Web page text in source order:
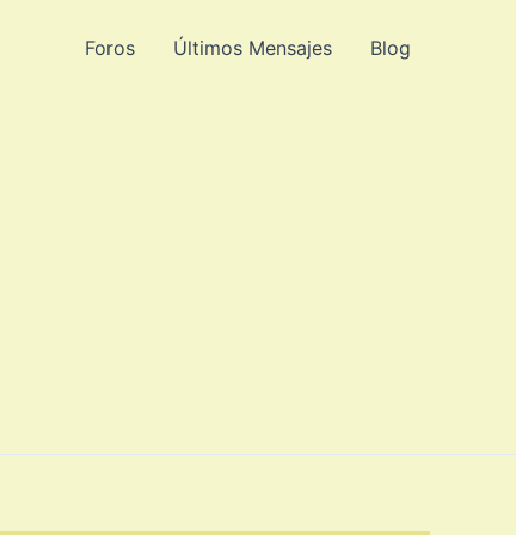
Foros Últimos Mensajes Blog